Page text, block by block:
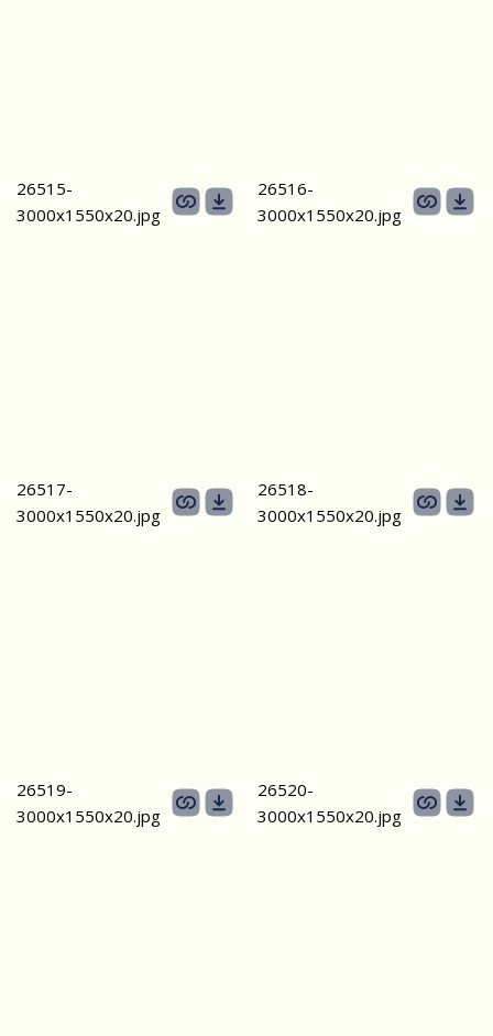
26515-
3000х1550х20.jpg
26516-
3000х1550х20.jpg
26517-
3000х1550х20.jpg
26518-
3000х1550х20.jpg
26519-
3000х1550х20.jpg
26520-
3000х1550х20.jpg